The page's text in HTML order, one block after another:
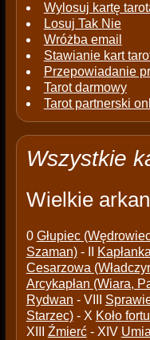
Wylosuj kartę
Losuj Tak Nie
Wróżba email
Stawianie kart
Przepowiadanie
Tarot darmowy
Tarot partnerski
Wszystkie
Wielkie
0 Głupiec
Szaman)- II
Cesarzowa
Arcykapłan (Wiara,
Rydwan - VIII
Starzec)- X Koło
XIII Źmierć- XIV